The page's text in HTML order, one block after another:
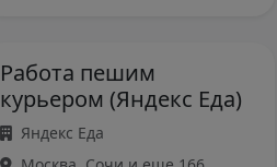
Работа пешим
курьером (Яндекс Еда)
Яндекс Еда